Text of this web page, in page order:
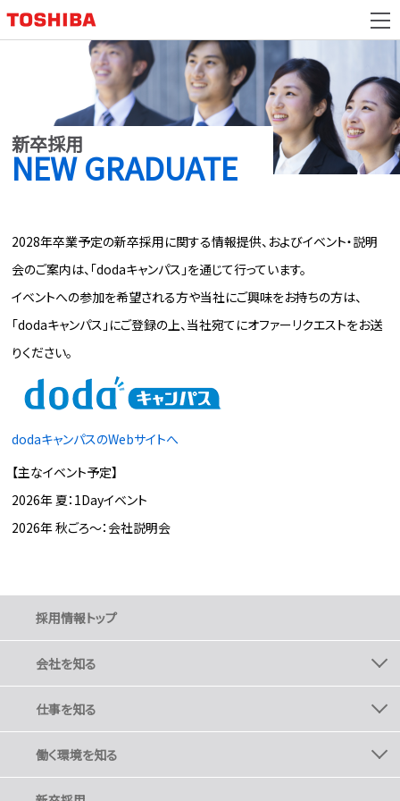
新卒採用
NEW GRADUATE
2028年卒業予定の新卒採用に関する情報提供、およびイベント・説明
会のご案内は、「dodaキャンパス」を通じて行っています。
イベントへの参加を希望される方や当社にご興味をお持ちの方は、
「dodaキャンパス」にご登録の上、当社宛てにオファーリクエストをお送
りください。
dodaキャンパスのWebサイトへ
【主なイベント予定】
2026年 夏：1Dayイベント
2026年 秋ごろ〜：会社説明会
採用情報トップ
会社を知る
会社を知る トップ
社長メッセージ
会社概要
経営方針・ビジョン
仕事を知る
仕事を知る トップ
職種紹介
働く環境を知る
働く環境を知る トップ